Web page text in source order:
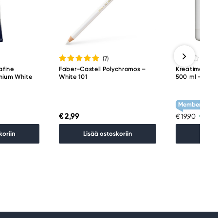
White
(7)
Faber-Castell Polychromos –
White 101
€ 2,99
Lisää ostoskoriin
Kreatima
500 ml –
Member Treat
€ 19,90 €